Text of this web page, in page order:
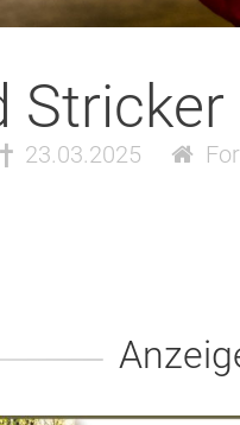
Stricker
23.03.2025